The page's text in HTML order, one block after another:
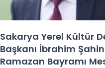
Sakarya Yerel Kültür
Başkanı İbrahim
Ramazan Bayramı